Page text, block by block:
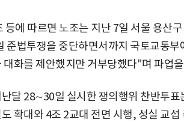
등에 따르면 노조는 지난 7일 서울 용산
준법투쟁을 중단하면서까지 국토교통
대화를 제안했지만 거부당했다"며 파업
달 28∼30일 실시한 쟁의행위 찬반투표
확대와 4조 2교대 전면 시행, 성실 교